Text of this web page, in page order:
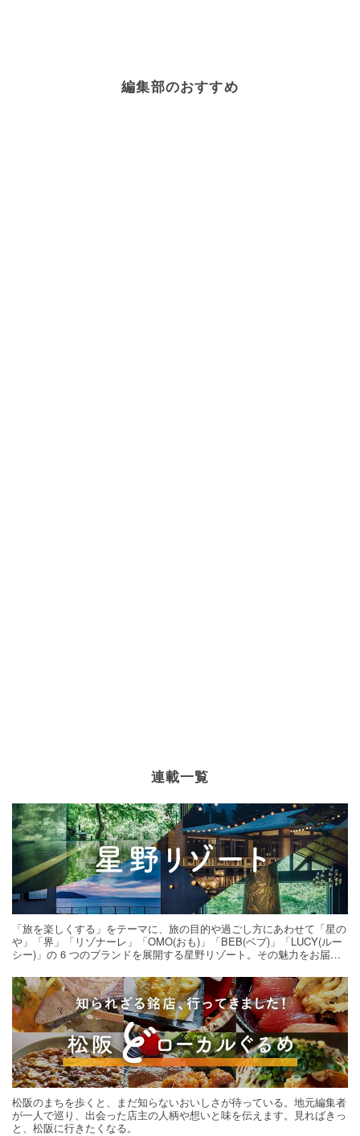
編集部のおすすめ
連載一覧
「旅を楽しくする」をテーマに、旅の目的や過ごし方にあわせて「星の
や」「界」「リゾナーレ」「OMO(おも)」「BEB(ベブ)」「LUCY(ルー
シー)」の 6 つのブランドを展開する星野リゾート。その魅力をお届け
松阪のまちを歩くと、まだ知らないおいしさが待っている。地元編集者
が一人で巡り、出会った店主の人柄や想いと味を伝えます。見ればきっ
と、松阪に行きたくなる。